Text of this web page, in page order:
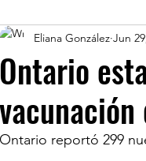
FINANCE
Ontario
Eliana González Jun
Ontario reportó 299